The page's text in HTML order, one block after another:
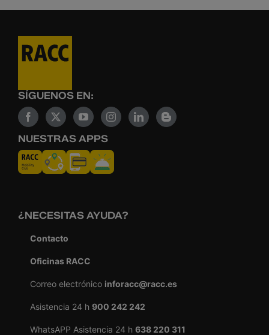
SÍGUENOS EN:
NUESTRAS APPS
¿NECESITAS AYUDA?
Contacto
Oficinas RACC
Correo electrónico inforacc@racc.es
Asistencia 24 h 900 242 242
WhatsAPP Asistencia 24 h 638 220 311